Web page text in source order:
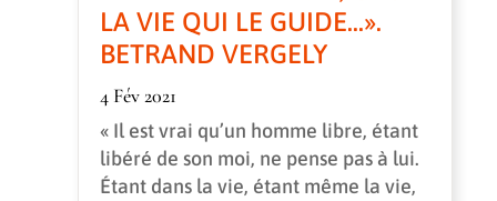
LA VIE QUI LE GUIDE…».
BETRAND VERGELY
4 Fév 2021
« Il est vrai qu’un homme libre, étant
libéré de son moi, ne pense pas à lui.
Étant dans la vie, étant même la vie,